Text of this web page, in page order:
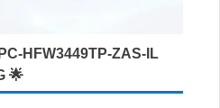
HFW3449TP-ZAS-IL
🌟